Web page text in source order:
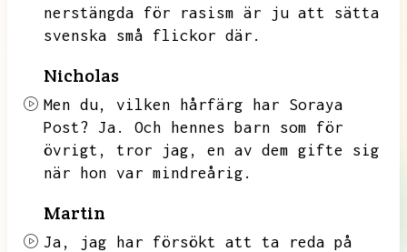
nerstängda för rasism är ju att sätta
svenska små flickor där.
Nicholas
Men du,
vilken hårfärg har Soraya
Post? Ja.
Och hennes barn som för
övrigt,
tror jag,
en av dem gifte sig
när hon var mindreårig.
Martin
Ja,
jag har försökt att ta reda på